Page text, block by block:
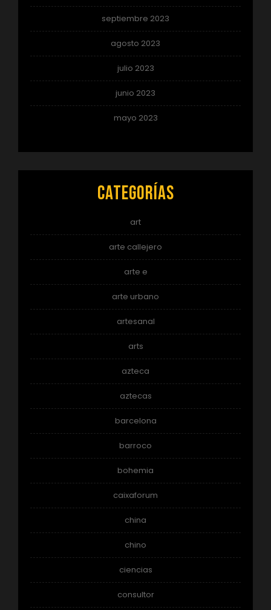
septiembre 2023
agosto 2023
julio 2023
junio 2023
mayo 2023
Categorías
art
arte callejero
arte e
arte urbano
artesanal
arts
azteca
aztecas
barcelona
barroco
bohemia
caixaforum
china
chino
ciencias
consultor